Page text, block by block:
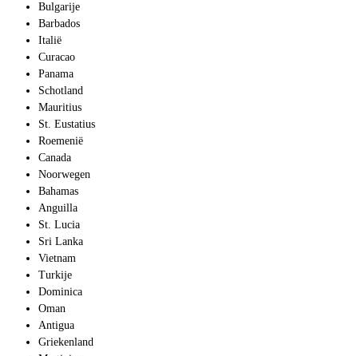
Bulgarije
Barbados
Italië
Curacao
Panama
Schotland
Mauritius
St. Eustatius
Roemenië
Canada
Noorwegen
Bahamas
Anguilla
St. Lucia
Sri Lanka
Vietnam
Turkije
Dominica
Oman
Antigua
Griekenland